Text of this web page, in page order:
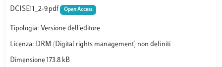
DCISE11_2-9.pdf Open Access
Tipologia: Versione dell'editore
Licenza: DRM (Digital rights management) non definiti
Dimensione 173.8 kB